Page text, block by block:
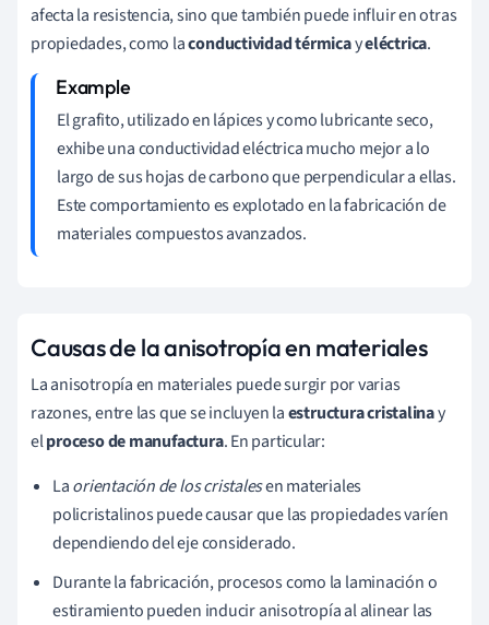
afecta la resistencia, sino que también puede influir en otras
propiedades, como laconductividad térmicayeléctrica.
El grafito, utilizado en lápices y como lubricante seco,
exhibe una conductividad eléctrica mucho mejor a lo
largo de sus hojas de carbono que perpendicular a ellas.
Este comportamiento es explotado en la fabricación de
materiales compuestos avanzados.
Causas de la anisotropía en materiales
La anisotropía en materiales puede surgir por varias
razones, entre las que se incluyen laestructura cristalinay
elproceso de manufactura. En particular:
Laorientación de los cristalesen materiales
policristalinos puede causar que las propiedades varíen
dependiendo del eje considerado.
Durante la fabricación, procesos como la laminación o
estiramiento pueden inducir anisotropía al alinear las